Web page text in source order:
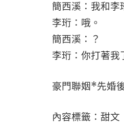
簡西溪：我和李
李珩：哦。
簡西溪：？
李珩：你打著我
豪門聯姻*先婚
內容標籤：甜文